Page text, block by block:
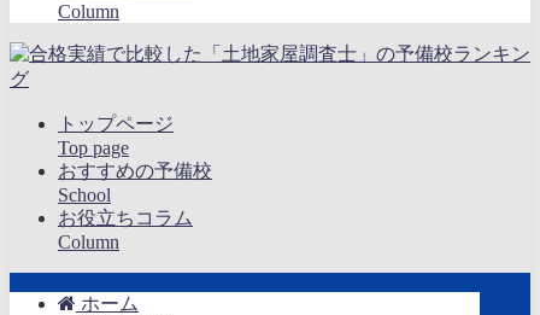
Column
トップページ
Top page
おすすめの予備校
School
お役立ちコラム
Column
ホーム